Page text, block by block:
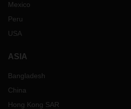
Mexico
Peru
USA
ASIA
Bangladesh
China
Hong Kong SAR